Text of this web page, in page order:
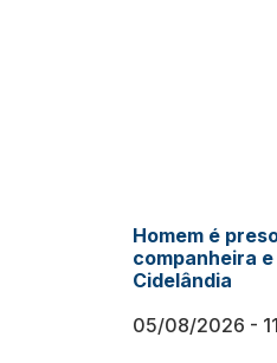
Homem é
companheira
Cidelândia
05/08/2026